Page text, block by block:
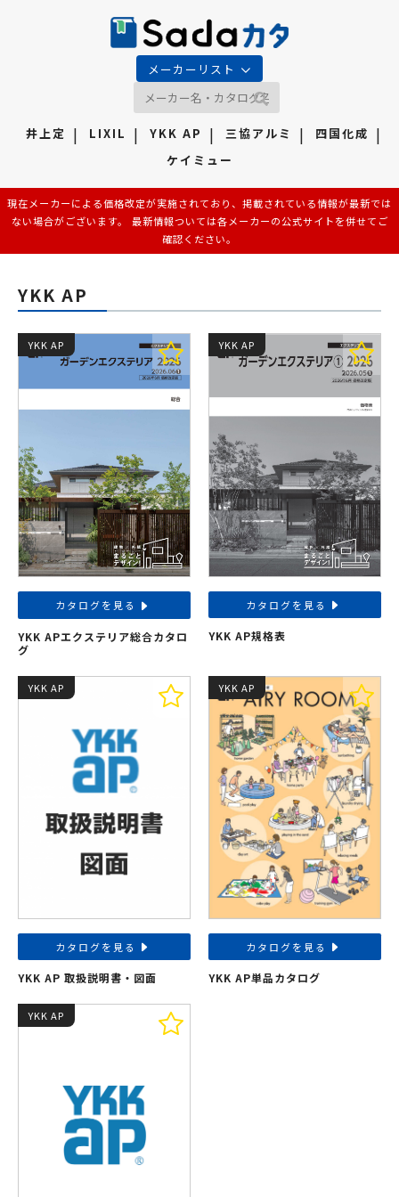
メーカーリスト
井上定 LIXIL YKK AP 三協アルミ
四国化成
ケイミュー
現在メーカーによる価格改定が実施されており、掲載されている情報が最新では
ない場合がございます。 最新情報ついては各メーカーの公式サイトを併せてご
確認ください。
YKK AP
YKK AP
カタログを見る
YKK APエクステリア総合カタロ
グ
YKK AP
カタログを見る
YKK AP規格表
YKK AP
カタログを見る
YKK AP 取扱説明書・図面
YKK AP
カタログを見る
YKK AP単品カタログ
YKK AP